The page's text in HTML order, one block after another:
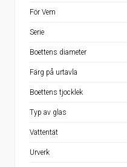
För Vem
Serie
Boettens diameter
Färg på urtavla
Boettens tjocklek
Typ av glas
Vattentät
Urverk